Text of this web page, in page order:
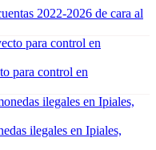
2022-2026 de cara al
para control en
ilegales en Ipiales,